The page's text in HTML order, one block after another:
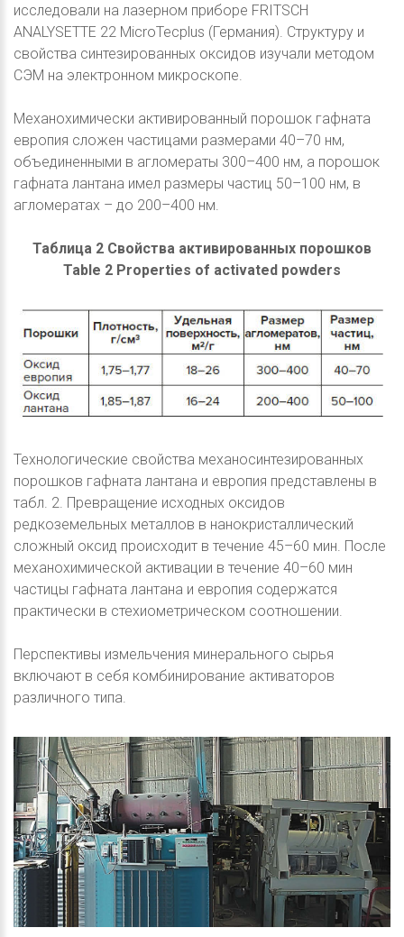
исследовали на лазерном приборе FRITSCH
ANALYSETTE 22 MicroTecplus (Германия). Структуру и
свойства синтезированных оксидов изучали методом
СЭМ на электронном микроскопе.
Механохимически активированный порошок гафната
европия сложен частицами размерами 40–70 нм,
объединенными в агломераты 300–400 нм, а порошок
гафната лантана имел размеры частиц 50–100 нм, в
агломератах – до 200–400 нм.
Таблица 2 Свойства активированных порошков
Table 2 Properties of activated powders
Технологические свойства механосинтезированных
порошков гафната лантана и европия представлены в
табл. 2. Превращение исходных оксидов
редкоземельных металлов в нанокристаллический
сложный оксид происходит в течение 45–60 мин. После
механохимической активации в течение 40–60 мин
частицы гафната лантана и европия содержатся
практически в стехиометрическом соотношении.
Перспективы измельчения минерального сырья
включают в себя комбинирование активаторов
различного типа.